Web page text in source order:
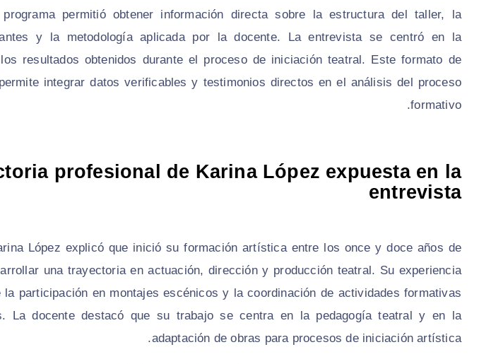
permitió obtener información directa sobre la estructura del taller, la
y la metodología aplicada por la docente. La entrevista se centró en la
resultados obtenidos durante el proceso de iniciación teatral. Este formato de
integrar datos verificables y testimonios directos en el análisis del proceso
formativo.
profesional de Karina López expuesta en la
entrevista
López explicó que inició su formación artística entre los once y doce años de
una trayectoria en actuación, dirección y producción teatral. Su experiencia
participación en montajes escénicos y la coordinación de actividades formativas
La docente destacó que su trabajo se centra en la pedagogía teatral y en la
adaptación de obras para procesos de iniciación artística.